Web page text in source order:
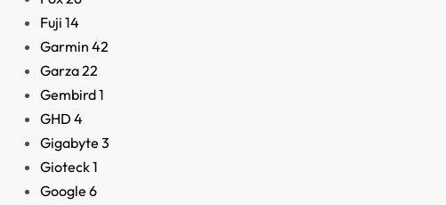
Fuji 14
Garmin 42
Garza22
Gembird1
GHD 4
Gigabyte 3
Gioteck1
Google 6